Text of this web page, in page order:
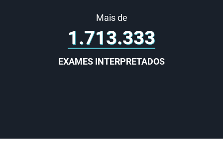
Mais de
2.000.000
EXAMES INTERPRETADOS